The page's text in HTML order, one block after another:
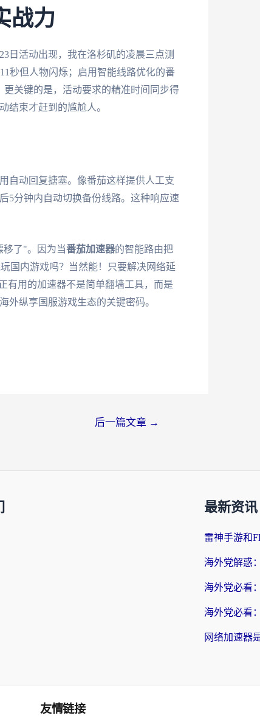
战力
日活动出现，我在洛杉矶的凌晨三点测
秒但人物闪烁；启用智能线路优化的番
关键的是，活动要求的精准时间同步得
束才赶到的尴尬人。
自动回复搪塞。像番茄这样提供人工支
5分钟内自动切换备份线路。这种响应速
移了"。因为当番茄加速器的智能路由把
国内游戏吗？当然能！只要解决网络延
有用的加速器不是简单翻墙工具，而是
外纵享国服游戏生态的关键密码。
后一篇文章 →
最新资讯
友情链接